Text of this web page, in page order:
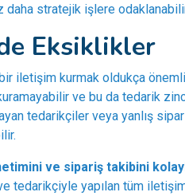
daha stratejik işlere
Eksiklikler
iletişim kurmak oldukça
ve bu da tedarik
tedarikçiler veya yanlış
ve sipariş takibini
tedarikçiyle yapılan tüm